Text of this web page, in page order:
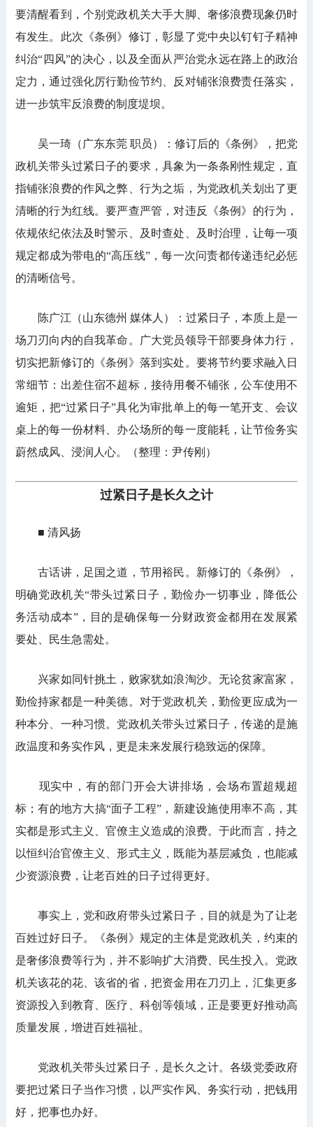
要清醒看到，个别党政机关大手大脚、奢侈浪费现象仍时
有发生。此次《条例》修订，彰显了党中央以钉钉子精神
纠治“四风”的决心，以及全面从严治党永远在路上的政治
定力，通过强化厉行勤俭节约、反对铺张浪费责任落实，
进一步筑牢反浪费的制度堤坝。
吴一琦（广东东莞 职员）：修订后的《条例》，把党
政机关带头过紧日子的要求，具象为一条条刚性规定，直
指铺张浪费的作风之弊、行为之垢，为党政机关划出了更
清晰的行为红线。要严查严管，对违反《条例》的行为，
依规依纪依法及时警示、及时查处、及时治理，让每一项
规定都成为带电的“高压线”，每一次问责都传递违纪必惩
的清晰信号。
陈广江（山东德州 媒体人）：过紧日子，本质上是一
场刀刃向内的自我革命。广大党员领导干部要身体力行，
切实把新修订的《条例》落到实处。要将节约要求融入日
常细节：出差住宿不超标，接待用餐不铺张，公车使用不
逾矩，把“过紧日子”具化为审批单上的每一笔开支、会议
桌上的每一份材料、办公场所的每一度能耗，让节俭务实
蔚然成风、浸润人心。（整理：尹传刚）
过紧日子是长久之计
■ 清风扬
古话讲，足国之道，节用裕民。新修订的《条例》，
明确党政机关“带头过紧日子，勤俭办一切事业，降低公
务活动成本”，目的是确保每一分财政资金都用在发展紧
要处、民生急需处。
兴家如同针挑土，败家犹如浪淘沙。无论贫家富家，
勤俭持家都是一种美德。对于党政机关，勤俭更应成为一
种本分、一种习惯。党政机关带头过紧日子，传递的是施
政温度和务实作风，更是未来发展行稳致远的保障。
现实中，有的部门开会大讲排场，会场布置超规超
标；有的地方大搞“面子工程”，新建设施使用率不高，其
实都是形式主义、官僚主义造成的浪费。于此而言，持之
以恒纠治官僚主义、形式主义，既能为基层减负，也能减
少资源浪费，让老百姓的日子过得更好。
事实上，党和政府带头过紧日子，目的就是为了让老
百姓过好日子。《条例》规定的主体是党政机关，约束的
是奢侈浪费等行为，并不影响扩大消费、民生投入。党政
机关该花的花、该省的省，把资金用在刀刃上，汇集更多
资源投入到教育、医疗、科创等领域，正是要更好推动高
质量发展，增进百姓福祉。
党政机关带头过紧日子，是长久之计。各级党委政府
要把过紧日子当作习惯，以严实作风、务实行动，把钱用
好，把事也办好。